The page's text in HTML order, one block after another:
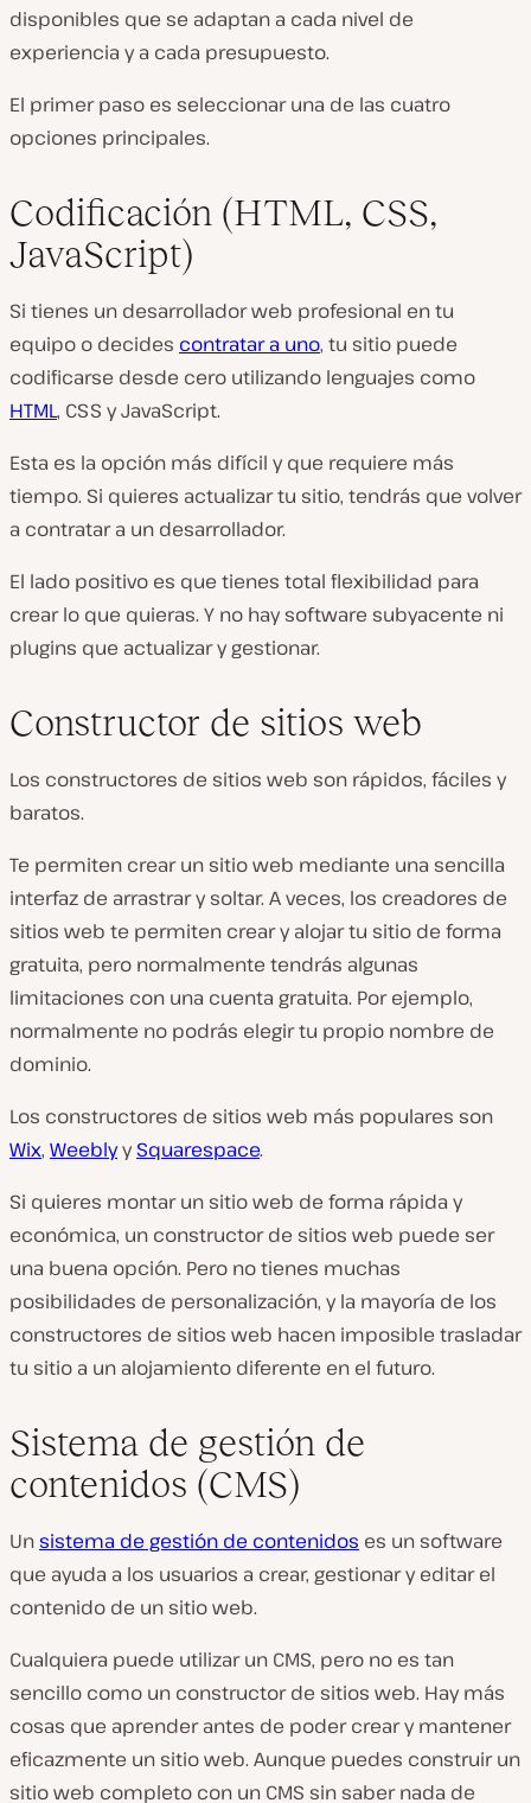
disponibles que se adaptan a cada nivel de
experiencia y a cada presupuesto.
El primer paso es seleccionar una de las cuatro
opciones principales.
Codificación (HTML, CSS,
JavaScript)
Si tienes un desarrollador web profesional en tu
equipo o decides contratar a uno, tu sitio puede
codificarse desde cero utilizando lenguajes como
HTML, CSS y JavaScript.
Esta es la opción más difícil y que requiere más
tiempo. Si quieres actualizar tu sitio, tendrás que volver
a contratar a un desarrollador.
El lado positivo es que tienes total flexibilidad para
crear lo que quieras. Y no hay software subyacente ni
plugins que actualizar y gestionar.
Constructor de sitios web
Los constructores de sitios web son rápidos, fáciles y
baratos.
Te permiten crear un sitio web mediante una sencilla
interfaz de arrastrar y soltar. A veces, los creadores de
sitios web te permiten crear y alojar tu sitio de forma
gratuita, pero normalmente tendrás algunas
limitaciones con una cuenta gratuita. Por ejemplo,
normalmente no podrás elegir tu propio nombre de
dominio.
Los constructores de sitios web más populares son
Wix, WeeblyySquarespace.
Si quieres montar un sitio web de forma rápida y
económica, un constructor de sitios web puede ser
una buena opción. Pero no tienes muchas
posibilidades de personalización, y la mayoría de los
constructores de sitios web hacen imposible trasladar
tu sitio a un alojamiento diferente en el futuro.
Sistema de gestión de
contenidos (CMS)
Unsistema de gestión de contenidos es un software
que ayuda a los usuarios a crear, gestionar y editar el
contenido de un sitio web.
Cualquiera puede utilizar un CMS, pero no es tan
sencillo como un constructor de sitios web. Hay más
cosas que aprender antes de poder crear y mantener
eficazmente un sitio web. Aunque puedes construir un
sitio web completo con un CMS sin saber nada de